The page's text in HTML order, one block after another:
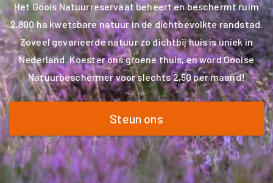
Het Goois Natuurreservaat beheert en beschermt ruim
2.800 ha kwetsbare natuur in de dichtbevolkte randstad.
Zoveel gevarieerde natuur zo dichtbij huis is uniek in
Nederland. Koester ons groene thuis, en word Gooise
Natuurbeschermer voor slechts 2,50 per maand!
Steun ons